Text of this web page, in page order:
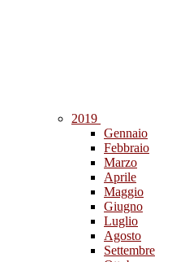
2019
Gennaio
Febbraio
Marzo
Aprile
Maggio
Giugno
Luglio
Agosto
Settembre